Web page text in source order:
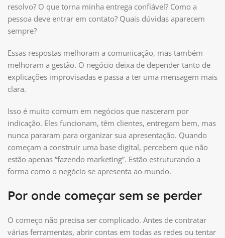
resolvo? O que torna minha entrega confiável? Como a
pessoa deve entrar em contato? Quais dúvidas aparecem
sempre?
Essas respostas melhoram a comunicação, mas também
melhoram a gestão. O negócio deixa de depender tanto de
explicações improvisadas e passa a ter uma mensagem mais
clara.
Isso é muito comum em negócios que nasceram por
indicação. Eles funcionam, têm clientes, entregam bem, mas
nunca pararam para organizar sua apresentação. Quando
começam a construir uma base digital, percebem que não
estão apenas “fazendo marketing”. Estão estruturando a
forma como o negócio se apresenta ao mundo.
Por onde começar sem se perder
O começo não precisa ser complicado. Antes de contratar
várias ferramentas, abrir contas em todas as redes ou tentar